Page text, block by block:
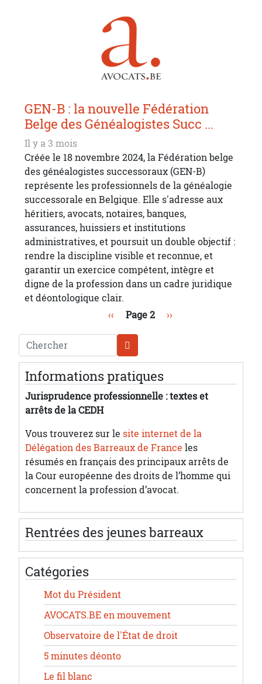
GEN-B : la nouvelle Fédération
Belge des Généalogistes Succ ...
Il y a 3 mois
Créée le 18 novembre 2024, la Fédération belge
des généalogistes successoraux (GEN-B)
représente les professionnels de la généalogie
successorale en Belgique. Elle s'adresse aux
héritiers, avocats, notaires, banques,
assurances, huissiers et institutions
administratives, et poursuit un double objectif :
rendre la discipline visible et reconnue, et
garantir un exercice compétent, intègre et
digne de la profession dans un cadre juridique
et déontologique clair.
Page précédente
‹‹ Page 2 Page suivante
››
Chercher
Informations pratiques
Jurisprudence professionnelle : textes et
arrêts de la CEDH
Vous trouverez sur le site internet de la
Délégation des Barreaux de France les
résumés en français des principaux arrêts de
la Cour européenne des droits de l’homme qui
concernent la profession d’avocat.
Rentrées des jeunes barreaux
Catégories
Mot du Président
AVOCATS.BE en mouvement
Observatoire de l'État de droit
5 minutes déonto
Le fil blanc